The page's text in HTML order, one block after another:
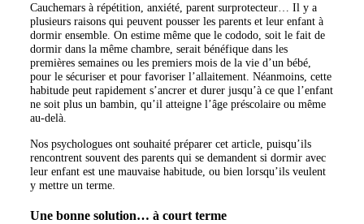
Cauchemars à répétition, anxiété, parent surprotecteur… Il y a
plusieurs raisons qui peuvent pousser les parents et leur enfant à
dormir ensemble. On estime même que le cododo, soit le fait de
dormir dans la même chambre, serait bénéfique dans les
premières semaines ou les premiers mois de la vie d’un bébé,
pour le sécuriser et pour favoriser l’allaitement. Néanmoins, cette
habitude peut rapidement s’ancrer et durer jusqu’à ce que l’enfant
ne soit plus un bambin, qu’il atteigne l’âge préscolaire ou même
au-delà.
Nos psychologues ont souhaité préparer cet article, puisqu’ils
rencontrent souvent des parents qui se demandent si dormir avec
leur enfant est une mauvaise habitude, ou bien lorsqu’ils veulent
y mettre un terme.
Une bonne solution… à court terme